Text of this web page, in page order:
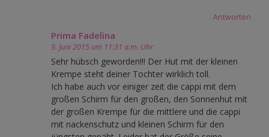
Antworten
Prima Fadelina
9. Juni 2015 um 11:31 a.m. Uhr
Sehr hübsch geworden!!! Der Hut mit der kleinen
Krempe steht deiner Tochter wirklich toll.
Ich habe auch vor einiger zeit die cappi mit dem
großen Schirm für den großen, den Sonnenhut mit
der großen Krempe für die mittlere und die cappi
mit nackenschutz und kleinen Schirm für den